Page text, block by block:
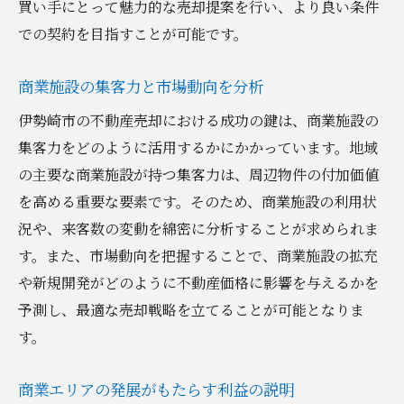
買い手にとって魅力的な売却提案を行い、より良い条件
での契約を目指すことが可能です。
商業施設の集客力と市場動向を分析
伊勢崎市の不動産売却における成功の鍵は、商業施設の
集客力をどのように活用するかにかかっています。地域
の主要な商業施設が持つ集客力は、周辺物件の付加価値
を高める重要な要素です。そのため、商業施設の利用状
況や、来客数の変動を綿密に分析することが求められま
す。また、市場動向を把握することで、商業施設の拡充
や新規開発がどのように不動産価格に影響を与えるかを
予測し、最適な売却戦略を立てることが可能となりま
す。
商業エリアの発展がもたらす利益の説明